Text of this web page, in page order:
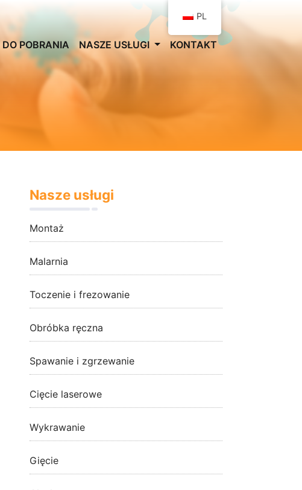
DO POBRANIA NASZE USŁUGI KONTAKT
Nasze usługi
Montaż
Malarnia
Toczenie i frezowanie
Obróbka ręczna
Spawanie i zgrzewanie
Cięcie laserowe
Wykrawanie
Gięcie
PL